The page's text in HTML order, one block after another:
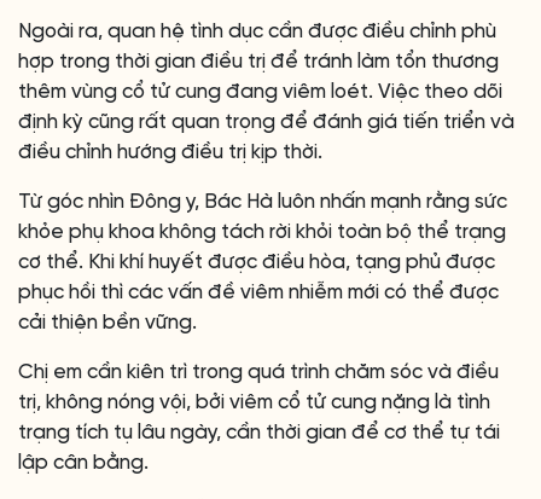
Ngoài ra, quan hệ tình dục cần được điều chỉnh phù
hợp trong thời gian điều trị để tránh làm tổn thương
thêm vùng cổ tử cung đang viêm loét. Việc theo dõi
định kỳ cũng rất quan trọng để đánh giá tiến triển và
điều chỉnh hướng điều trị kịp thời.
Từ góc nhìn Đông y, Bác Hà luôn nhấn mạnh rằng sức
khỏe phụ khoa không tách rời khỏi toàn bộ thể trạng
cơ thể. Khi khí huyết được điều hòa, tạng phủ được
phục hồi thì các vấn đề viêm nhiễm mới có thể được
cải thiện bền vững.
Chị em cần kiên trì trong quá trình chăm sóc và điều
trị, không nóng vội, bởi viêm cổ tử cung nặng là tình
trạng tích tụ lâu ngày, cần thời gian để cơ thể tự tái
lập cân bằng.